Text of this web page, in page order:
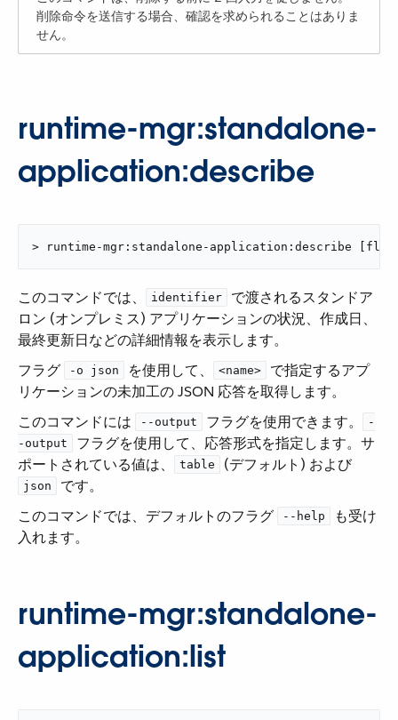
削除命令を送信する場合、確認を求められることはありま
せん。
runtime-mgr:standalone-
application:describe
> runtime-mgr:standalone-application:describe
このコマンドでは、​ identifier
​ で渡されるスタンドア
ロン (オンプレミス) アプリケーションの状況、作成日、
最終更新日などの詳細情報を表示します。
フラグ ​
-o json ​ を使用して、​ <name>
​ で指定するアプ
リケーションの未加工の JSON 応答を取得します。
このコマンドには ​
--output ​ フラグを使用できます。​
-
-output
​ フラグを使用して、応答形式を指定します。サ
ポートされている値は、​
table ​ (デフォルト) および ​
json
​ です。
このコマンドでは、デフォルトのフラグ ​
--help
​ も受け
入れます。
runtime-mgr:standalone-
application:list